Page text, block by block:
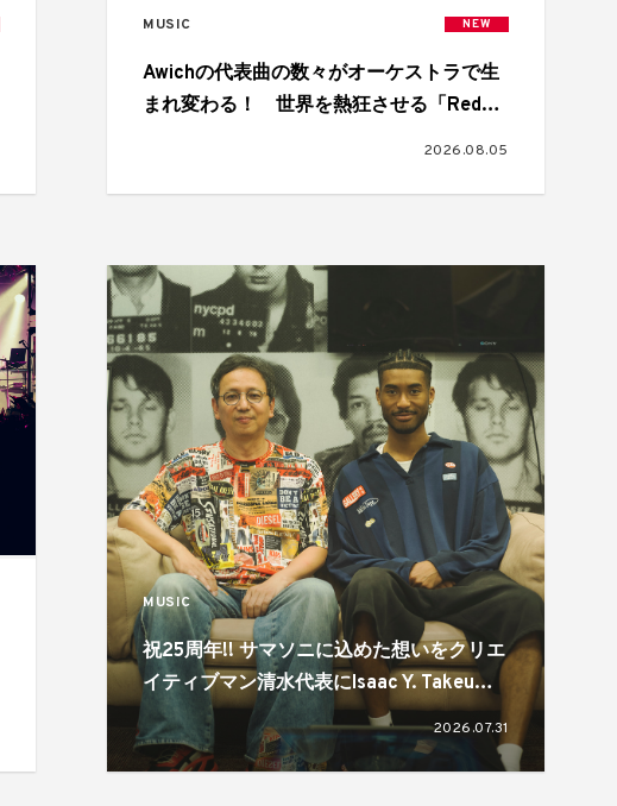
MUSIC NEW
Awichの代表曲の数々がオーケストラで生
まれ変わる！ 世界を熱狂させる「Red
2026.08.05
MUSIC
祝25周年!! サマソニに込めた想いをクリエ
イティブマン清水代表にIsaac Y. Takeuが
訊く。「文化は進化、変化していくもの」
「規模感が大事」
2026.07.31